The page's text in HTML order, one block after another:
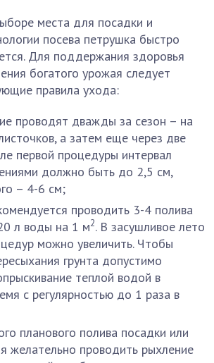
места для посадки и
посева петрушка быстро
Для поддержания здоровья
богатого урожая следует
правила ухода:
проводят дважды за сезон – на
а затем еще через две
первой процедуры интервал
должно быть до 2,5 см,
– 4-6 см;
проводить 3-4 полива
л воды на 1 м2. В засушливое лето
можно увеличить. Чтобы
грунта допустимо
теплой водой в
с регулярностью до 1 раза в
планового полива посадки или
желательно проводить рыхление